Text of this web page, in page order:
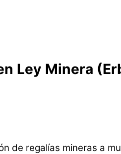
Ley Minera
de regalías mineras a